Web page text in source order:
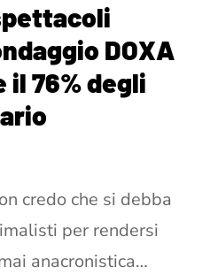
DOXA
76% degli
credo che si debba
per rendersi
anacronistica…